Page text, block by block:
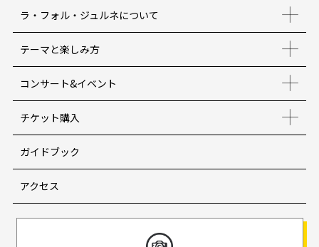
ラ・フォル・ジュルネについて
テーマと楽しみ方
コンサート&イベント
チケット購入
ガイドブック
アクセス